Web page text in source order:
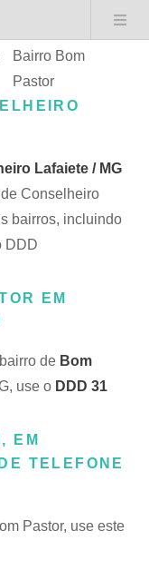
Bairro Bom
Pastor
Lafaiete / MG
Conselheiro
bairros, incluindo
DDD
EM
de Bom
use o DDD 31
EM
TELEFONE
Pastor, use este